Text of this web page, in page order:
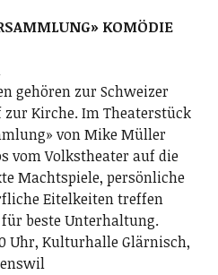
KOMÖDIE
gehören zur Schweizer
Kirche. Im Theaterstück
von Mike Müller
vom Volkstheater auf die
Machtspiele, persönliche
Eitelkeiten treffen
beste Unterhaltung.
Uhr, Kulturhalle Glärnisch,